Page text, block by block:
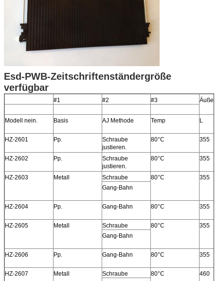
Esd-PWB-Zeitschriftenständergröße
verfügbar
#1 #2 #3
Modell nein. Basis AJ Methode Temp L
HZ-2601 Pp.
Schraube
justieren.
80°C 355
HZ-2602 Pp.
Schraube
justieren.
80°C 355
HZ-2603 Metall Schraube 80°C
355
Gang-Bahn
HZ-2604 Pp. Gang-Bahn 80°C 355
HZ-2605 Metall Schraube 80°C
355
Gang-Bahn
HZ-2606 Pp. Gang-Bahn 80°C 355
HZ-2607 Metall Schraube 80°C
460